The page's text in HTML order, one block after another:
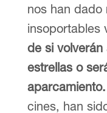
nos han dado
insoportables
de si
estrellas o
aparcamiento.
cines, han